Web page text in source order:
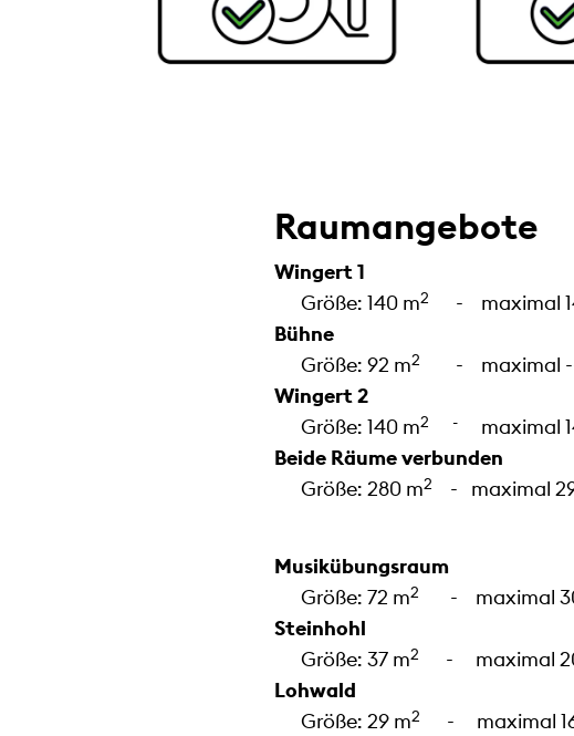
Raumangebote
Wingert 1
Größe: 140 m2
- maximal
Bühne
Größe: 92 m2
- maximal
Wingert 2
Größe: 140 m2 - maximal
Beide Räume verbunden
Größe: 280 m2 - maximal
Musikübungsraum
Größe: 72 m2
- maximal
Steinhohl
Größe: 37 m2
- maximal
Lohwald
Größe: 29 m2 - maximal